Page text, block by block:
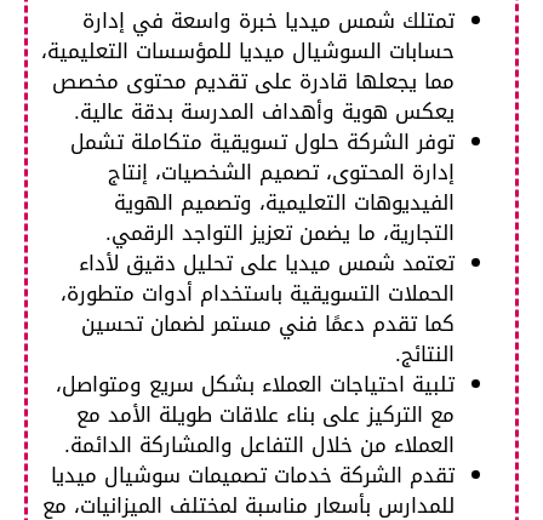
تمتلك شمس ميديا خبرة واسعة في إدارة
حسابات السوشيال ميديا للمؤسسات التعليمية،
مما يجعلها قادرة على تقديم محتوى مخصص
يعكس هوية وأهداف المدرسة بدقة عالية.
توفر الشركة حلول تسويقية متكاملة تشمل
إدارة المحتوى، تصميم الشخصيات، إنتاج
الفيديوهات التعليمية، وتصميم الهوية
التجارية، ما يضمن تعزيز التواجد الرقمي.
تعتمد شمس ميديا على تحليل دقيق لأداء
الحملات التسويقية باستخدام أدوات متطورة،
كما تقدم دعمًا فني مستمر لضمان تحسين
النتائج.
تلبية احتياجات العملاء بشكل سريع ومتواصل،
مع التركيز على بناء علاقات طويلة الأمد مع
العملاء من خلال التفاعل والمشاركة الدائمة.​
تقدم الشركة خدمات تصميمات سوشيال ميديا
للمدارس بأسعار مناسبة لمختلف الميزانيات، مع